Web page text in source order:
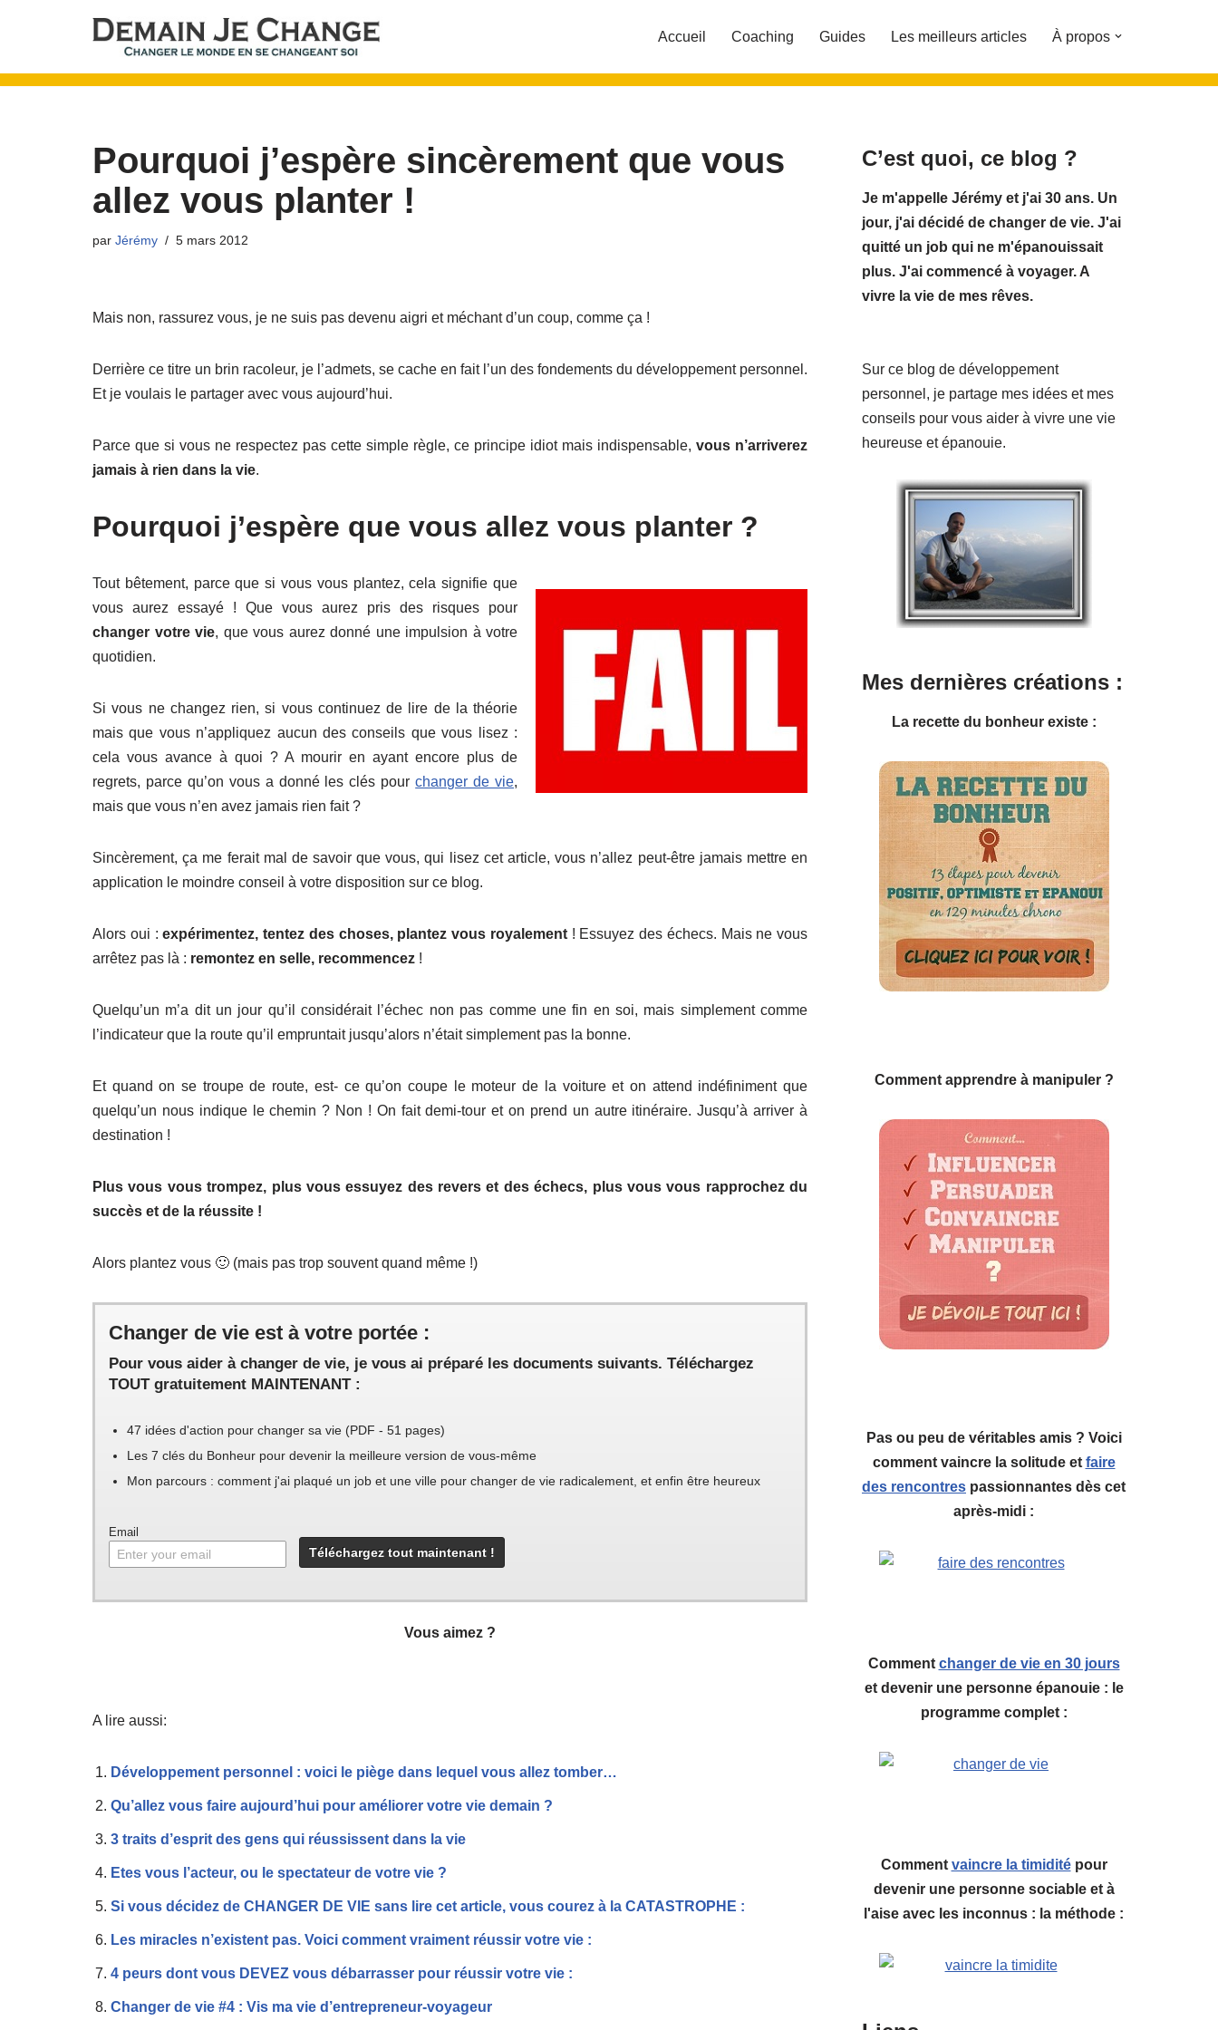
au
Accueil Coaching Guides Les meilleurs articles À propos
Pourquoi j’espère sincèrement que vous
allez vous planter !
par Jérémy 5 mars 2012
Mais non, rassurez vous, je ne suis pas devenu aigri et méchant d’un coup, comme ça !
Derrière ce titre un brin racoleur, je l’admets, se cache en fait l’un des fondements du développement personnel.
Et je voulais le partager avec vous aujourd’hui.
Parce que si vous ne respectez pas cette simple règle, ce principe idiot mais indispensable, vous n’arriverez
jamais à rien dans la vie.
Pourquoi j’espère que vous allez vous planter ?
Tout bêtement, parce que si vous vous plantez, cela signifie que
vous aurez essayé ! Que vous aurez pris des risques pour
changer votre vie, que vous aurez donné une impulsion à votre
quotidien.
Si vous ne changez rien, si vous continuez de lire de la théorie
mais que vous n’appliquez aucun des conseils que vous lisez :
cela vous avance à quoi ? A mourir en ayant encore plus de
regrets, parce qu’on vous a donné les clés pourchanger de vie,
mais que vous n’en avez jamais rien fait ?
Sincèrement, ça me ferait mal de savoir que vous, qui lisez cet article, vous n’allez peut-être jamais mettre en
application le moindre conseil à votre disposition sur ce blog.
Alors oui :expérimentez, tentez des choses, plantez vous royalement! Essuyez des échecs. Mais ne vous
arrêtez pas là : remontez en selle, recommencez !
Quelqu’un m’a dit un jour qu’il considérait l’échec non pas comme une fin en soi, mais simplement comme
l’indicateur que la route qu’il empruntait jusqu’alors n’était simplement pas la bonne.
Et quand on se troupe de route, est- ce qu’on coupe le moteur de la voiture et on attend indéfiniment que
quelqu’un nous indique le chemin ? Non ! On fait demi-tour et on prend un autre itinéraire. Jusqu’à arriver à
destination !
Plus vous vous trompez, plus vous essuyez des revers et des échecs, plus vous vous rapprochez du
succès et de la réussite !
Alors plantez vous 🙂 (mais pas trop souvent quand même !)
Changer de vie est à votre portée :
Pour vous aider à changer de vie, je vous ai préparé les documents suivants. Téléchargez
TOUT gratuitement MAINTENANT :
47 idées d'action pour changer sa vie (PDF - 51 pages)
Les 7 clés du Bonheur pour devenir la meilleure version de vous-même
Mon parcours : comment j'ai plaqué un job et une ville pour changer de vie radicalement, et enfin être heureux
Email
Vous aimez ?
A lire aussi:
Développement personnel : voici le piège dans lequel vous allez tomber…
Qu’allez vous faire aujourd’hui pour améliorer votre vie demain ?
3 traits d’esprit des gens qui réussissent dans la vie
Etes vous l’acteur, ou le spectateur de votre vie ?
Si vous décidez de CHANGER DE VIE sans lire cet article, vous courez à la CATASTROPHE :
Les miracles n’existent pas. Voici comment vraiment réussir votre vie :
4 peurs dont vous DEVEZ vous débarrasser pour réussir votre vie :
Changer de vie #4 : Vis ma vie d’entrepreneur-voyageur
C’est quoi, ce blog ?
Je m'appelle Jérémy et j'ai 30 ans. Un
jour, j'ai décidé de changer de vie. J'ai
quitté un job qui ne m'épanouissait
plus. J'ai commencé à voyager. A
vivre la vie de mes rêves.
Sur ce blog de développement
personnel, je partage mes idées et mes
conseils pour vous aider à vivre une vie
heureuse et épanouie.
Mes dernières créations :
La recette du bonheur existe :
Comment apprendre à manipuler ?
Pas ou peu de véritables amis ? Voici
comment vaincre la solitude et faire
des rencontres passionnantes dès cet
après-midi :
Comment changer de vie en 30 jours
et devenir une personne épanouie : le
programme complet :
Comment vaincre la timiditépour
devenir une personne sociable et à
l'aise avec les inconnus : la méthode :